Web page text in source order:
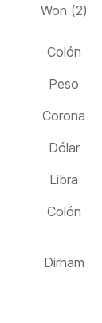
Won (2)
Colón
Peso
Corona
Dólar
Libra
Colón
Dirham